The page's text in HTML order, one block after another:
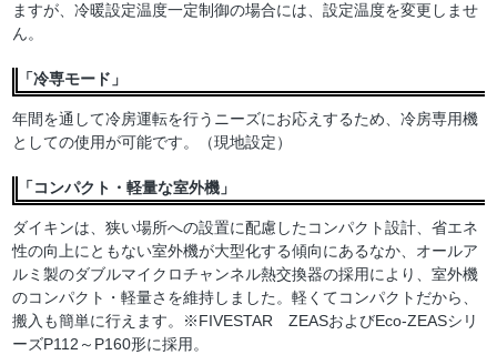
ますが、冷暖設定温度一定制御の場合には、設定温度を変更しませ
ん。
「冷専モード」
年間を通して冷房運転を行うニーズにお応えするため、冷房専用機
としての使用が可能です。（現地設定）
「コンパクト・軽量な室外機」
ダイキンは、狭い場所への設置に配慮したコンパクト設計、省エネ
性の向上にともない室外機が大型化する傾向にあるなか、オールア
ルミ製のダブルマイクロチャンネル熱交換器の採用により、室外機
のコンパクト・軽量さを維持しました。軽くてコンパクトだから、
搬入も簡単に行えます。※FIVESTAR ZEASおよびEco-ZEASシリ
ーズP112～P160形に採用。